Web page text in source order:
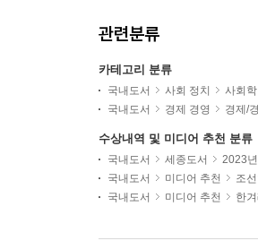
관련분류
카테고리 분류
국내도서 사회 정치 사회학
국내도서
경제 경영 경제/
수상내역 및 미디어 추천 분류
국내도서 세종도서 2023
국내도서
미디어 추천
조
국내도서
미디어 추천 한겨